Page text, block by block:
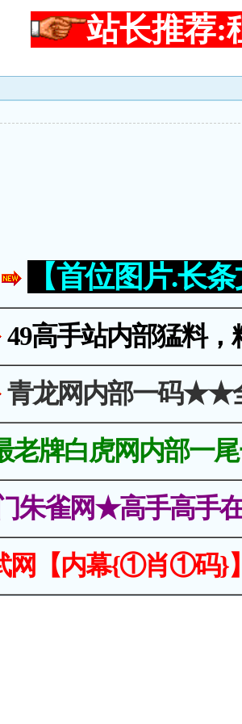
站长推荐:
【首位图片.长
49高手站内部猛料
青龙网内部一码★★
老牌白虎网内部一
朱雀网★高手高手
网【内幕{①肖①码}